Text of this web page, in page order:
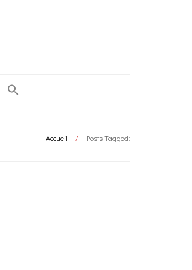
Accueil / Posts Tagged: